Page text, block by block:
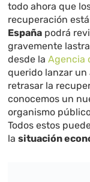
todo ahora que
recuperación
España podrá
gravemente
desde laAgencia
querido lanzar un
retrasar la
conocemos un
organismo
Todos estos
lasituación